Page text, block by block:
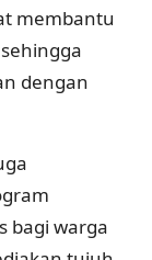
membantu
dengan
bagi warga